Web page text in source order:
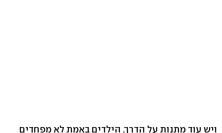
ויש עוד מתנות על הדרך. הילדים באמת לא מפחדים